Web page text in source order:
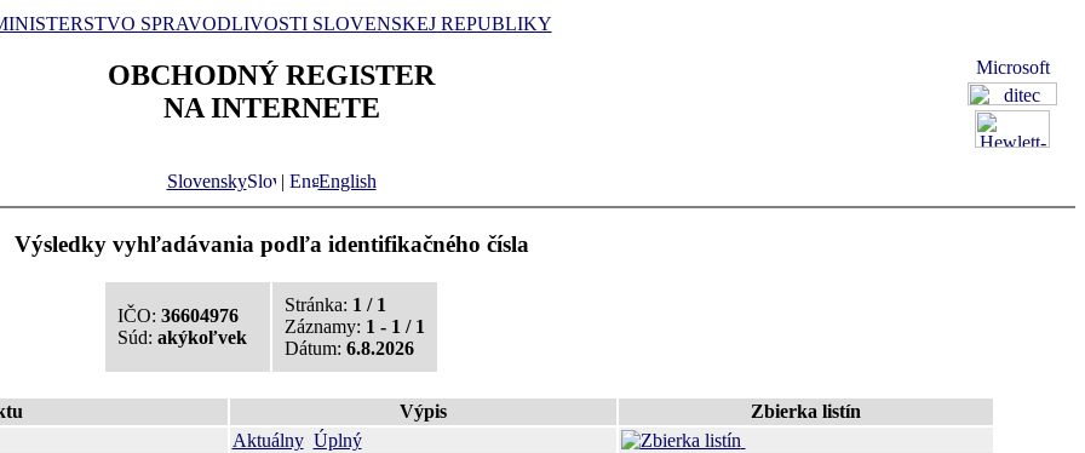
SPRAVODLIVOSTI SLOVENSKEJ REPUBLIKY
OBCHODNÝ REGISTER
NA INTERNETE
Slovensky | English
Výsledky vyhľadávania podľa identifikačného čísla
IČO: 36604976
Súd: akýkoľvek
Stránka: 1 / 1
Záznamy: 1 - 1 / 1
Dátum: 6.8.2026
Výpis
Zbierka listín
Aktuálny Úplný